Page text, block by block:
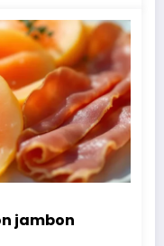
jambon